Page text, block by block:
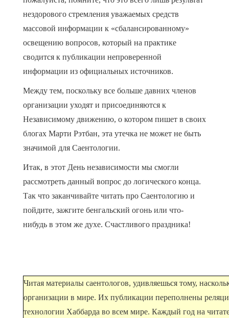
нездорового стремления уважаемых средств
массовой информации к «сбалансированному»
освещению вопросов, который на практике
сводится к публикации непроверенной
информации из официальных источников.
Между тем, поскольку все больше давних членов
организации уходят и присоединяются к
Независимому движению, о котором пишет в своих
блогах Марти Рэтбан, эта утечка не может не быть
значимой для Саентологии.
Итак, в этот День независимости мы смогли
рассмотреть данный вопрос до логического конца.
Так что заканчивайте читать про Саентологию и
пойдите, зажгите бенгальский огонь или что-
нибудь в этом же духе. Счастливого праздника!
Читая материалы саентологов, удивляешься тому,
организации в мире. Их публикации переполнены
технологии Хаббарда во всем мире. Каждый год на